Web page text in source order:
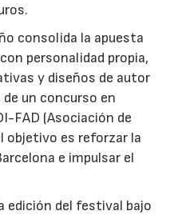
consolida la apuesta
personalidad propia,
y diseños de autor
un concurso en
FAD (Asociación de
objetivo es reforzar la
e impulsar el
edición del festival bajo